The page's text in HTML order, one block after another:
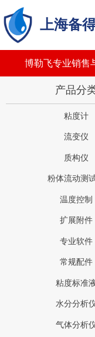
上海备
博勒飞专业销售
粘度计
流变仪
质构仪
粉体流动测
温度控制
扩展附件
专业软件
常规配件
粘度标准
水分分析
气体分析
产品分